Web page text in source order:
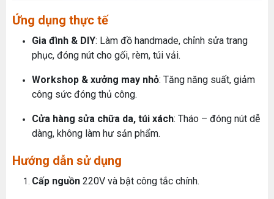
Ứng dụng thực tế
Gia đình & DIY: Làm đồ handmade, chỉnh sửa trang
phục, đóng nút cho gối, rèm, túi vải.
Workshop & xưởng may nhỏ: Tăng năng suất, giảm
công sức đóng thủ công.
Cửa hàng sửa chữa da, túi xách: Tháo – đóng nút dễ
dàng, không làm hư sản phẩm.
Hướng dẫn sử dụng
Cấp nguồn 220V và bật công tắc chính.
Máy May Bao Cầm Tay: Chọn Máy Chạy Pin Hay
Chạy Điện Tốt Hơn? So Sánh Chi Tiết 2025
Thứ tư, 20/11/2024
MÁY MAY BAO CẦM TAY TRỤ ĐỨNG 2 KIM
Đăng nhập để xem giá sỉ
Đăng nhập để xem giá sỉ
Giá bán lẻ: